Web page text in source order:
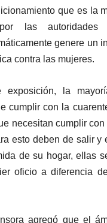
que es la
por las
genere un
contra las mujeres.
exposición, la
cumplir con la
necesitan cumplir
esto deben de salir y
de su hogar, ellas
oficio a diferencia
agregó que el